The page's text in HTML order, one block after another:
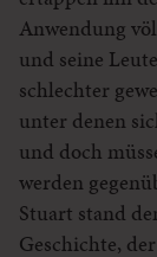
Anwendung
und seine
schlechter
unter denen
und doch
werden
Stuart stand
Geschichte,